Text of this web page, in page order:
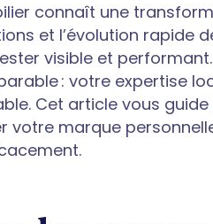
connaît une
et l’évolution rapide
visible et
: votre expertise
Cet article vous
votre marque